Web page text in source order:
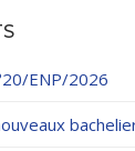
Stages
ENP/2026